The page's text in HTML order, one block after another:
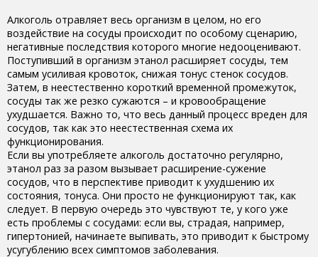
Алкоголь отравляет весь организм в целом, но его
воздействие на сосуды происходит по особому сценарию,
негативные последствия которого многие недооценивают.
Поступивший в организм этанол расширяет сосуды, тем
самым усиливая кровоток, снижая тонус стенок сосудов.
Затем, в неестественно короткий временной промежуток,
сосуды так же резко сужаются – и кровообращение
ухудшается. Важно то, что весь данный процесс вреден для
сосудов, так как это неестественная схема их
функционирования.
Если вы употребляете алкоголь достаточно регулярно,
этанол раз за разом вызывает расширение-сужение
сосудов, что в перспективе приводит к ухудшению их
состояния, тонуса. Они просто не функционируют так, как
следует. В первую очередь это чувствуют те, у кого уже
есть проблемы с сосудами: если вы, страдая, например,
гипертонией, начинаете выпивать, это приводит к быстрому
усугублению всех симптомов заболевания.